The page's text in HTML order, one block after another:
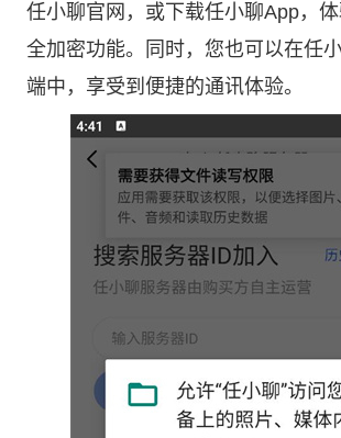
任小聊官网 ，或下载任小聊App，
全加密功能。同时，您也可以在任
端中，享受到便捷的通讯体验。